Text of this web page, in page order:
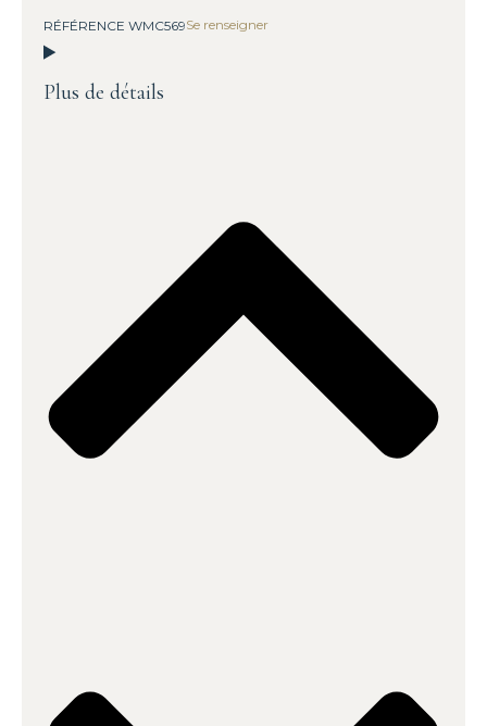
RÉFÉRENCE WMC569Se renseigner
Plus de détails